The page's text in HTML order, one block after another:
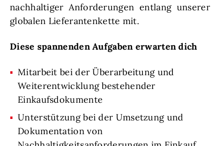
nachhaltiger Anforderungen entlang unserer
globalen Lieferantenkette mit.
Diese spannenden Aufgaben erwarten dich
Mitarbeit bei der Überarbeitung und
Weiterentwicklung bestehender
Einkaufsdokumente
Unterstützung bei der Umsetzung und
Dokumentation von